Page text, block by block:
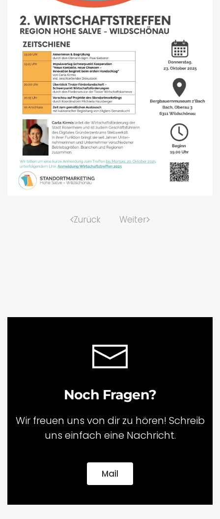
Zurück Weiter
Noch Fragen?
Wir freuen uns von dir zu hören! Schreib
uns einfach eine Nachricht.
Mail